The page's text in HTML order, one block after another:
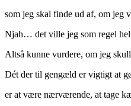
som jeg skal finde ud af, om jeg
Njah… det ville jeg som regel
Altså kunne vurdere, om jeg
Dét der til gengæld er vigtigt at
er at være nærværende, at tage